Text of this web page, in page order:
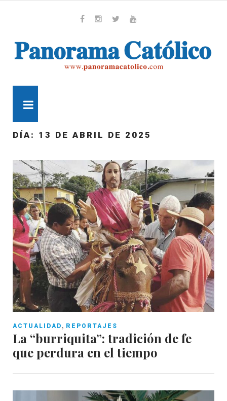
DÍA: 13 DE ABRIL DE 2025
ACTUALIDAD , REPORTAJES
La “burriquita”: tradición de fe
que perdura en el tiempo